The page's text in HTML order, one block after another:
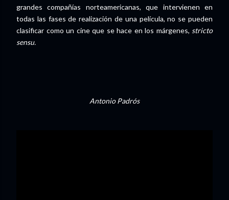
grandes compañías norteamericanas, que intervienen en
todas las fases de realización de una película, no se pueden
clasificar como un cine que se hace en los márgenes, stricto
sensu.
Antonio Padrós